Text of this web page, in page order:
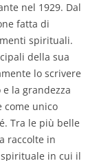
nel 1929. Dal
fatta di
spirituali.
della sua
lo scrivere
la grandezza
come unico
Tra le più belle
raccolte in
in cui il